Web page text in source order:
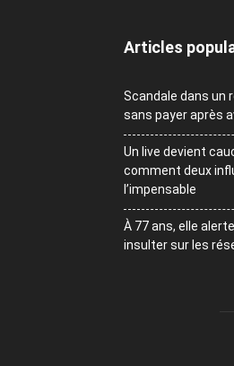
Articles
Scandale dans un
sans payer après
Un live devient
comment deux
l’impensable
À 77 ans, elle
insulter sur les